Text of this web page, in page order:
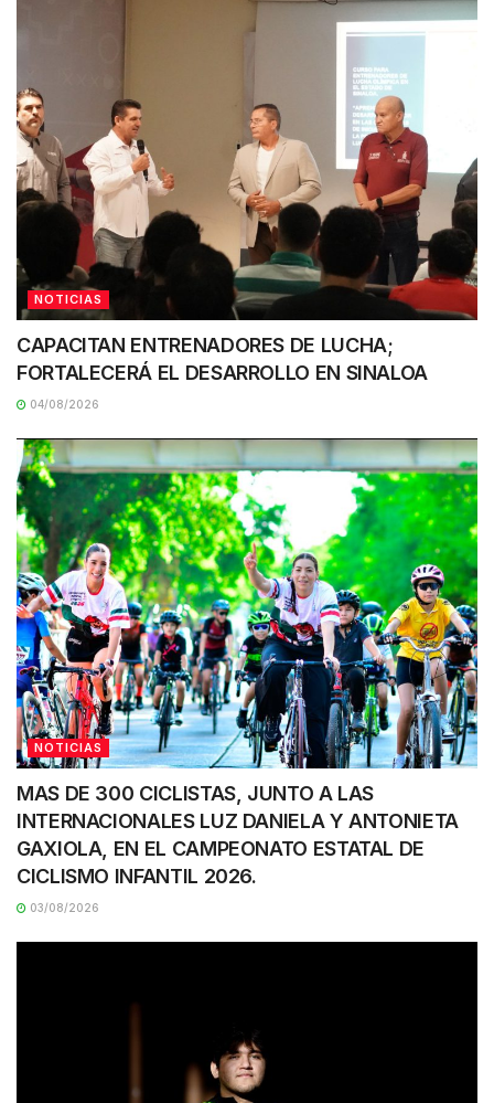
NOTICIAS
CAPACITAN ENTRENADORES DE LUCHA;
FORTALECERÁ EL DESARROLLO EN SINALOA
04/08/2026
NOTICIAS
MAS DE 300 CICLISTAS, JUNTO A LAS
INTERNACIONALES LUZ DANIELA Y ANTONIETA
GAXIOLA, EN EL CAMPEONATO ESTATAL DE
CICLISMO INFANTIL 2026.
03/08/2026